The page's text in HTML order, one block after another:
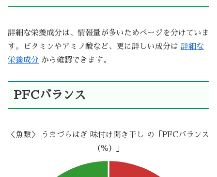
詳細な栄養成分は、情報量が多いためページを分けていま
す。ビタミンやアミノ酸など、更に詳しい成分は 詳細な
栄養成分 から確認できます。
PFCバランス
＜魚類＞ うまづらはぎ 味付け開き干し の「PFCバランス
（％）」